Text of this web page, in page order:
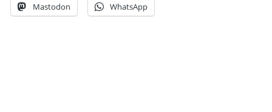
Mastodon WhatsApp